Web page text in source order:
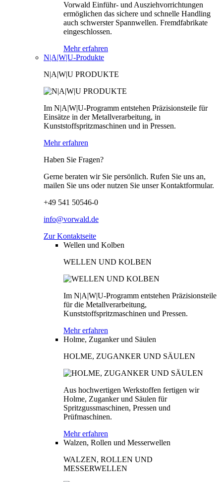
Vorwald Einführ- und Ausziehvorrichtungen
ermöglichen das sichere und schnelle Handling
auch schwerster Spannwellen. Fremdfabrikate
eingeschlossen.
Mehr erfahren
N|A|W|U-Produkte
N|A|W|U PRODUKTE
Im N|A|W|U-Programm entstehen Präzisionsteile für
Einsätze in der Metallverarbeitung, in
Kunststoffspritzmaschinen und in Pressen.
Mehr erfahren
Haben Sie Fragen?
Gerne beraten wir Sie persönlich. Rufen Sie uns an,
mailen Sie uns oder nutzen Sie unser Kontaktformular.
+49 541 50546-0
info@vorwald.de
Zur Kontaktseite
Wellen und Kolben
WELLEN UND KOLBEN
Im N|A|W|U-Programm entstehen Präzisionsteile
für die Metallverarbeitung,
Kunststoffspritzmaschinen und Pressen.
Mehr erfahren
Holme, Zuganker und Säulen
HOLME, ZUGANKER UND SÄULEN
Aus hochwertigen Werkstoffen fertigen wir
Holme, Zuganker und Säulen für
Spritzgussmaschinen, Pressen und
Prüfmaschinen.
Mehr erfahren
Walzen, Rollen und Messerwellen
WALZEN, ROLLEN UND
MESSERWELLEN